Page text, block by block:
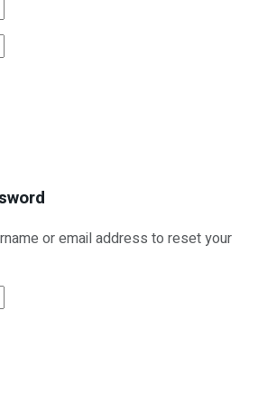
or email address to reset your